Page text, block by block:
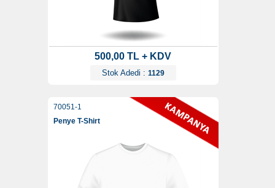
500,00 TL + KDV
Stok Adedi : 1129
70051-1
Penye T-Shirt